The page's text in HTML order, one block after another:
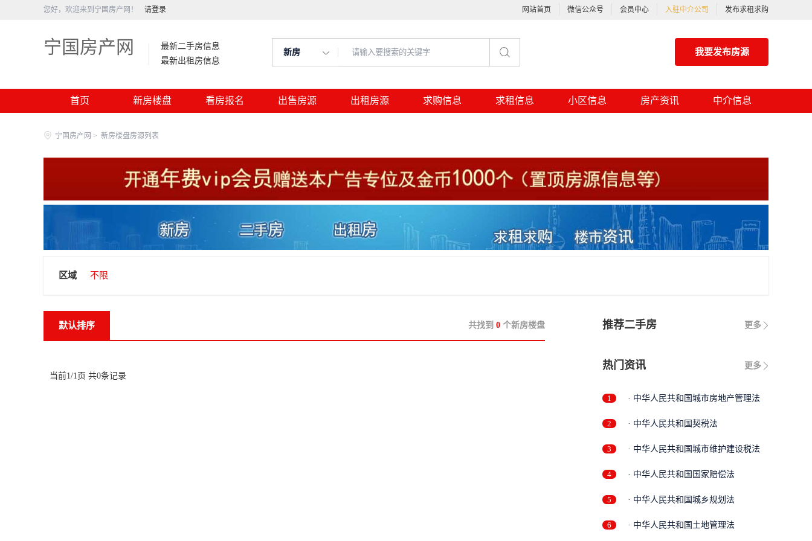
您好，欢迎来到宁国房产网！ 请登录 网站首页 微信公众号 会员中心 入驻中介公司 发布求租求购
宁国房产网
最新二手房信息
最新出租房信息
新房 我要发布房源
首页 新房楼盘 看房报名 出售房源 出租房源 求购信息 求租信息 小区信息 房产资讯 中介信息
宁国房产网 > 新房楼盘房源列表
区域 不限
默认排序 共找到 0 个新房楼盘
当前1/1页 共0条记录
更多
推荐二手房
更多
热门资讯
1 · 中华人民共和国城市房地产管理法
2 · 中华人民共和国契税法
3 · 中华人民共和国城市维护建设税法
4 · 中华人民共和国国家赔偿法
5 · 中华人民共和国城乡规划法
6 · 中华人民共和国土地管理法